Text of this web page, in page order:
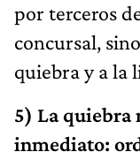
por terceros
concursal,
quiebra y a la
5) La quiebra
inmediato: